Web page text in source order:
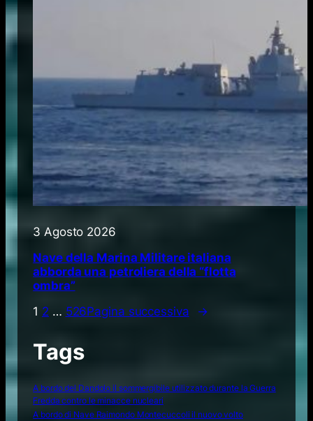
3 Agosto 2026
Nave della Marina Militare italiana
abborda una petroliera della “flotta
ombra”
1 2 … 526Pagina successiva →
Tags
A bordo del Dandolo il sommergibile utilizzato durante la Guerra
Fredda contro le minacce nucleari
A bordo di Nave Raimondo Montecuccoli il nuovo volto